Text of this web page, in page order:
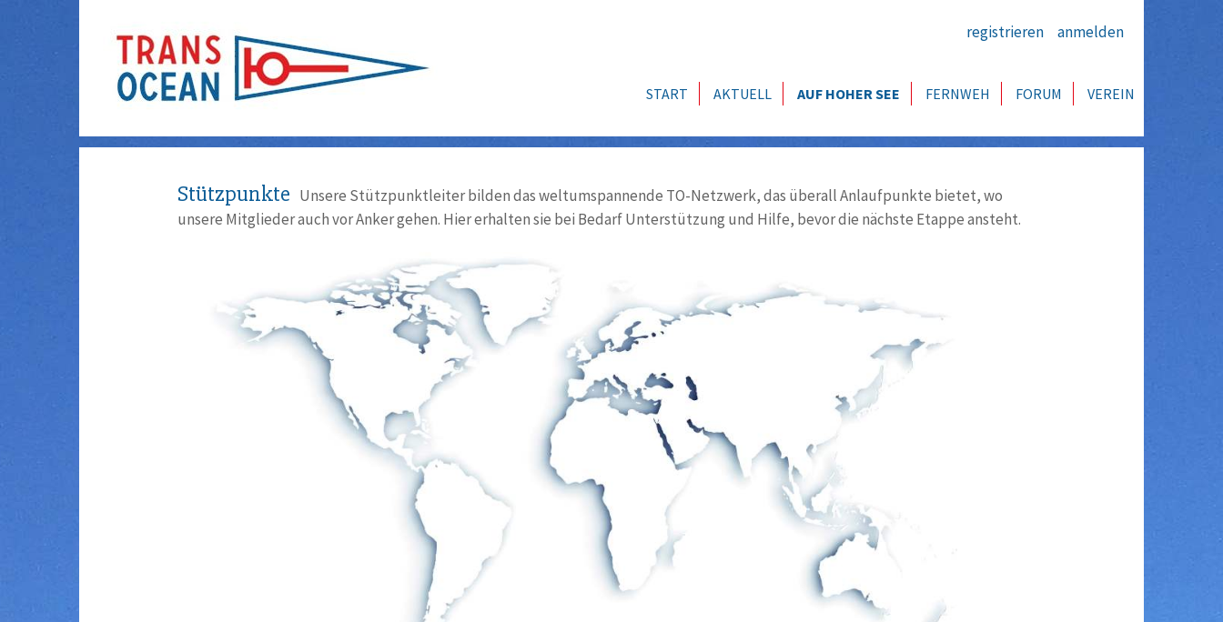
registrieren anmelden
START AKTUELL AUF HOHER SEE FERNWEH FORUM VEREIN
Stützpunkte Unsere Stützpunktleiter bilden das weltumspannende TO-Netzwerk, das überall Anlaufpunkte bietet, wo
unsere Mitglieder auch vor Anker gehen. Hier erhalten sie bei Bedarf Unterstützung und Hilfe, bevor die nächste Etappe ansteht.